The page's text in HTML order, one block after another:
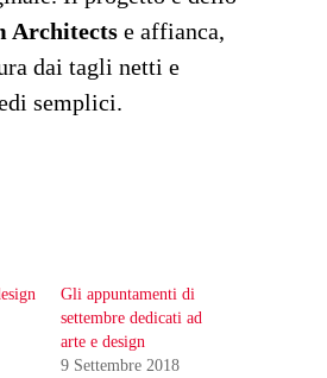
Architects e affianca,
dai tagli netti e
semplici.
Gli appuntamenti di
settembre dedicati ad
arte e design
9 Settembre 2018